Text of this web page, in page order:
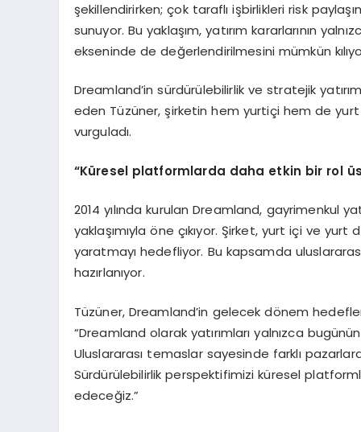
şekillendirirken; çok taraflı işbirlikleri risk
sunuyor. Bu yaklaşım, yatırım kararlarının
ekseninde de değerlendirilmesini mümkün
Dreamland’in sürdürülebilirlik ve stratejik
eden Tüzüner, şirketin hem yurtiçi hem de yurt
vurguladı.
“Küresel platformlarda daha etkin bir rol
2014 yılında kurulan Dreamland, gayrimenkul
yaklaşımıyla öne çıkıyor. Şirket, yurt içi ve
yaratmayı hedefliyor. Bu kapsamda
hazırlanıyor.
Tüzüner, Dreamland’in gelecek dönem
“Dreamland olarak yatırımları yalnızca
Uluslararası temaslar sayesinde farklı
Sürdürülebilirlik perspektifimizi küresel
edeceğiz.”